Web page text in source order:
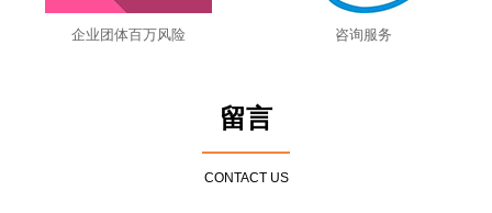
企业团体百万风险 咨询服务
留言
CONTACT US